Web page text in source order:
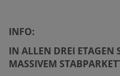
INFO:
IN ALLEN DREI
MASSIVEM